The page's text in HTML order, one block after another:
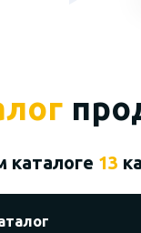
каталоге 13